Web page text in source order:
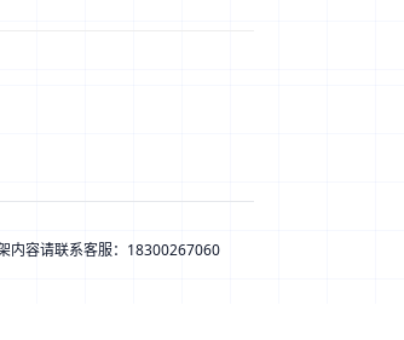
内容请联系客服： 18300267060